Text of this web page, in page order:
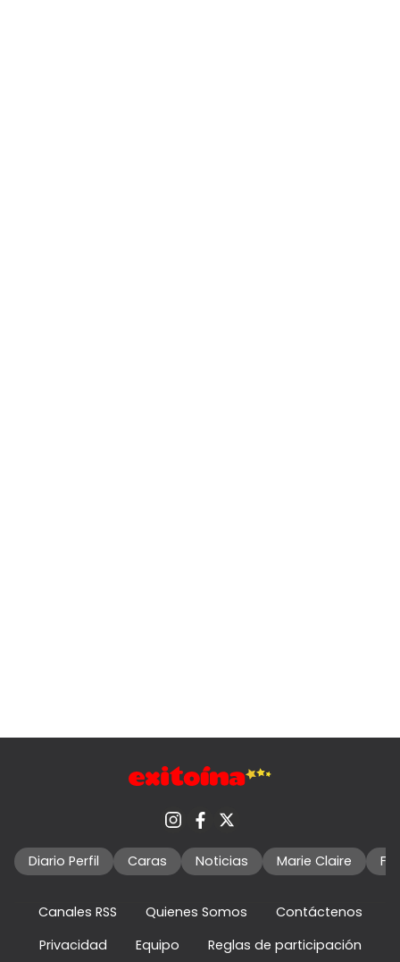
Diario Perfil Caras Noticias Marie Claire
Canales RSS Quienes Somos
Contáctenos
Privacidad
Equipo Reglas de participación